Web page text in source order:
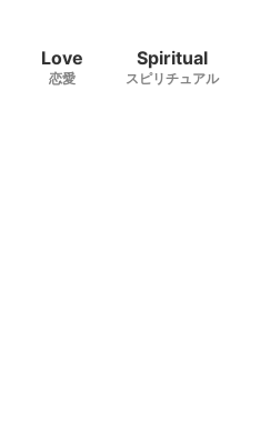
Love
恋愛
Spiritual
スピリチュアル